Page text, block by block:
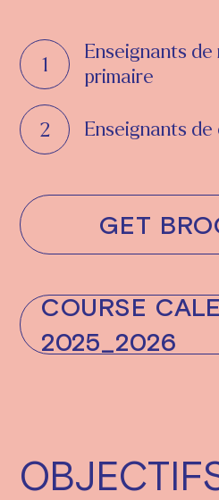
Enseignants
primaire
Enseignants
GET
COURSE
2025_2026